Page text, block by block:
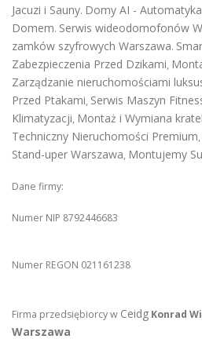
Jacuzi i Sauny. Domy AI -
Domem. Serwis wideodomofonów
zamków szyfrowych Warszawa.
Zabezpieczenia Przed Dzikami,
Zarządzanie nieruchomościami
Przed Ptakami, Serwis Maszyn
Klimatyzacji, Montaż i Wymiana
Techniczny Nieruchomości Premium,
Stand-uper Warszawa, Montujemy
Dane firmy:
Numer NIP 8792446683
Numer REGON 021161238
Firma przedsiębiorcy w Ceidg Konrad
Warszawa